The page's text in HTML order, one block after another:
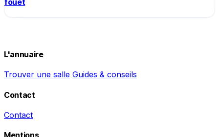
L'annuaire
Trouver une salle Guides & conseils
Contact
Contact